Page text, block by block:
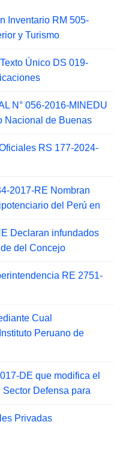
Inventario RM 505-
y Turismo
Único DS 019-
N° 056-2016-MINEDU
Nacional de Buenas
RS 177-2024-
2017-RE Nombran
del Perú en
Declaran infundados
del Concejo
RE 2751-
Cual
Peruano de
DE que modifica el
Defensa para
Privadas